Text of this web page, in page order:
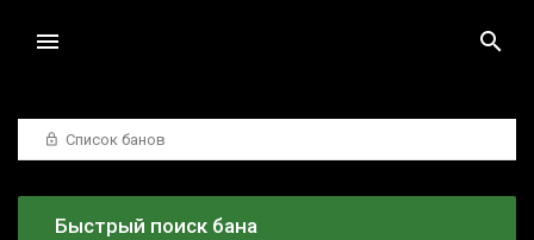
Список банов
Быстрый поиск бана